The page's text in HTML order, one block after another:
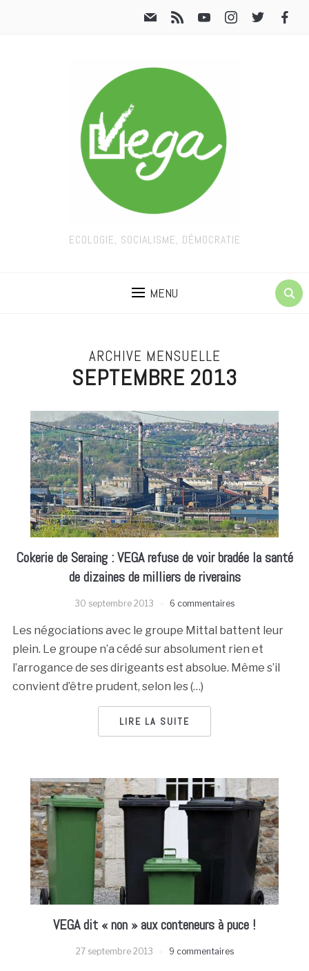
ECOLOGIE, SOCIALISME, DÉMOCRATIE
MENU
ARCHIVE MENSUELLE
SEPTEMBRE 2013
Cokerie de Seraing : VEGA refuse de voir bradée la santé
de dizaines de milliers de riverains
30 septembre 2013 6 commentaires
Les négociations avec le groupe Mittal battent leur
plein. Le groupe n’a cédé sur absolument rien et
l’arrogance de ses dirigeants est absolue. Même s’il
convient d’être prudent, selon les (…)
LIRE LA SUITE
VEGA dit « non » aux conteneurs à puce !
27 septembre 2013 9 commentaires